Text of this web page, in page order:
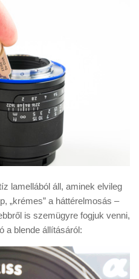
lamellából áll, aminek elvileg
„krémes” a háttérelmosás –
is szemügyre fogjuk venni,
a blende állításáról: